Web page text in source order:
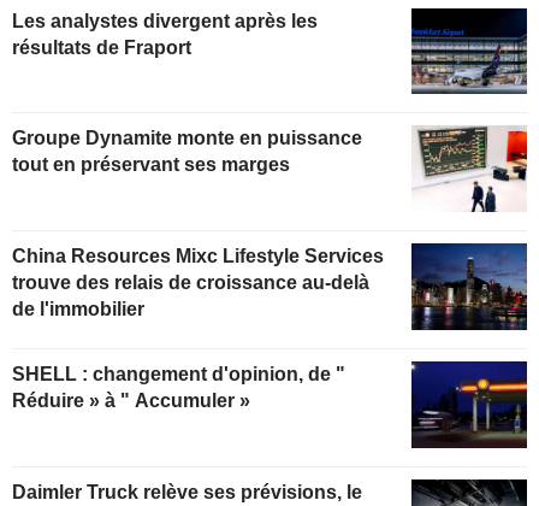
Les analystes divergent après les
résultats de Fraport
Groupe Dynamite monte en puissance
tout en préservant ses marges
China Resources Mixc Lifestyle Services
trouve des relais de croissance au-delà
de l'immobilier
SHELL : changement d'opinion, de "
Réduire » à " Accumuler »
Daimler Truck relève ses prévisions, le